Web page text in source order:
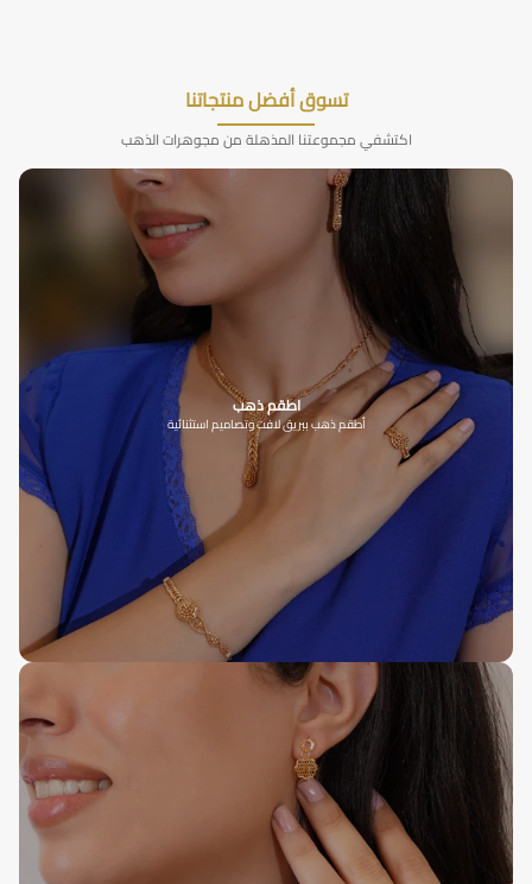
تسوق أفضل منتجاتنا
اكتشفي مجموعتنا المذهلة من مجوهرات الذهب
اطقم ذهب
أطقم ذهب ببريق لافت وتصاميم استثنائية